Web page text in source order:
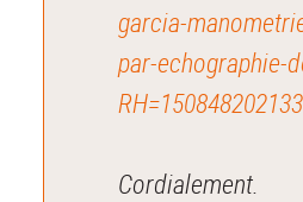
garcia-
par-echographie-
Cordialement.